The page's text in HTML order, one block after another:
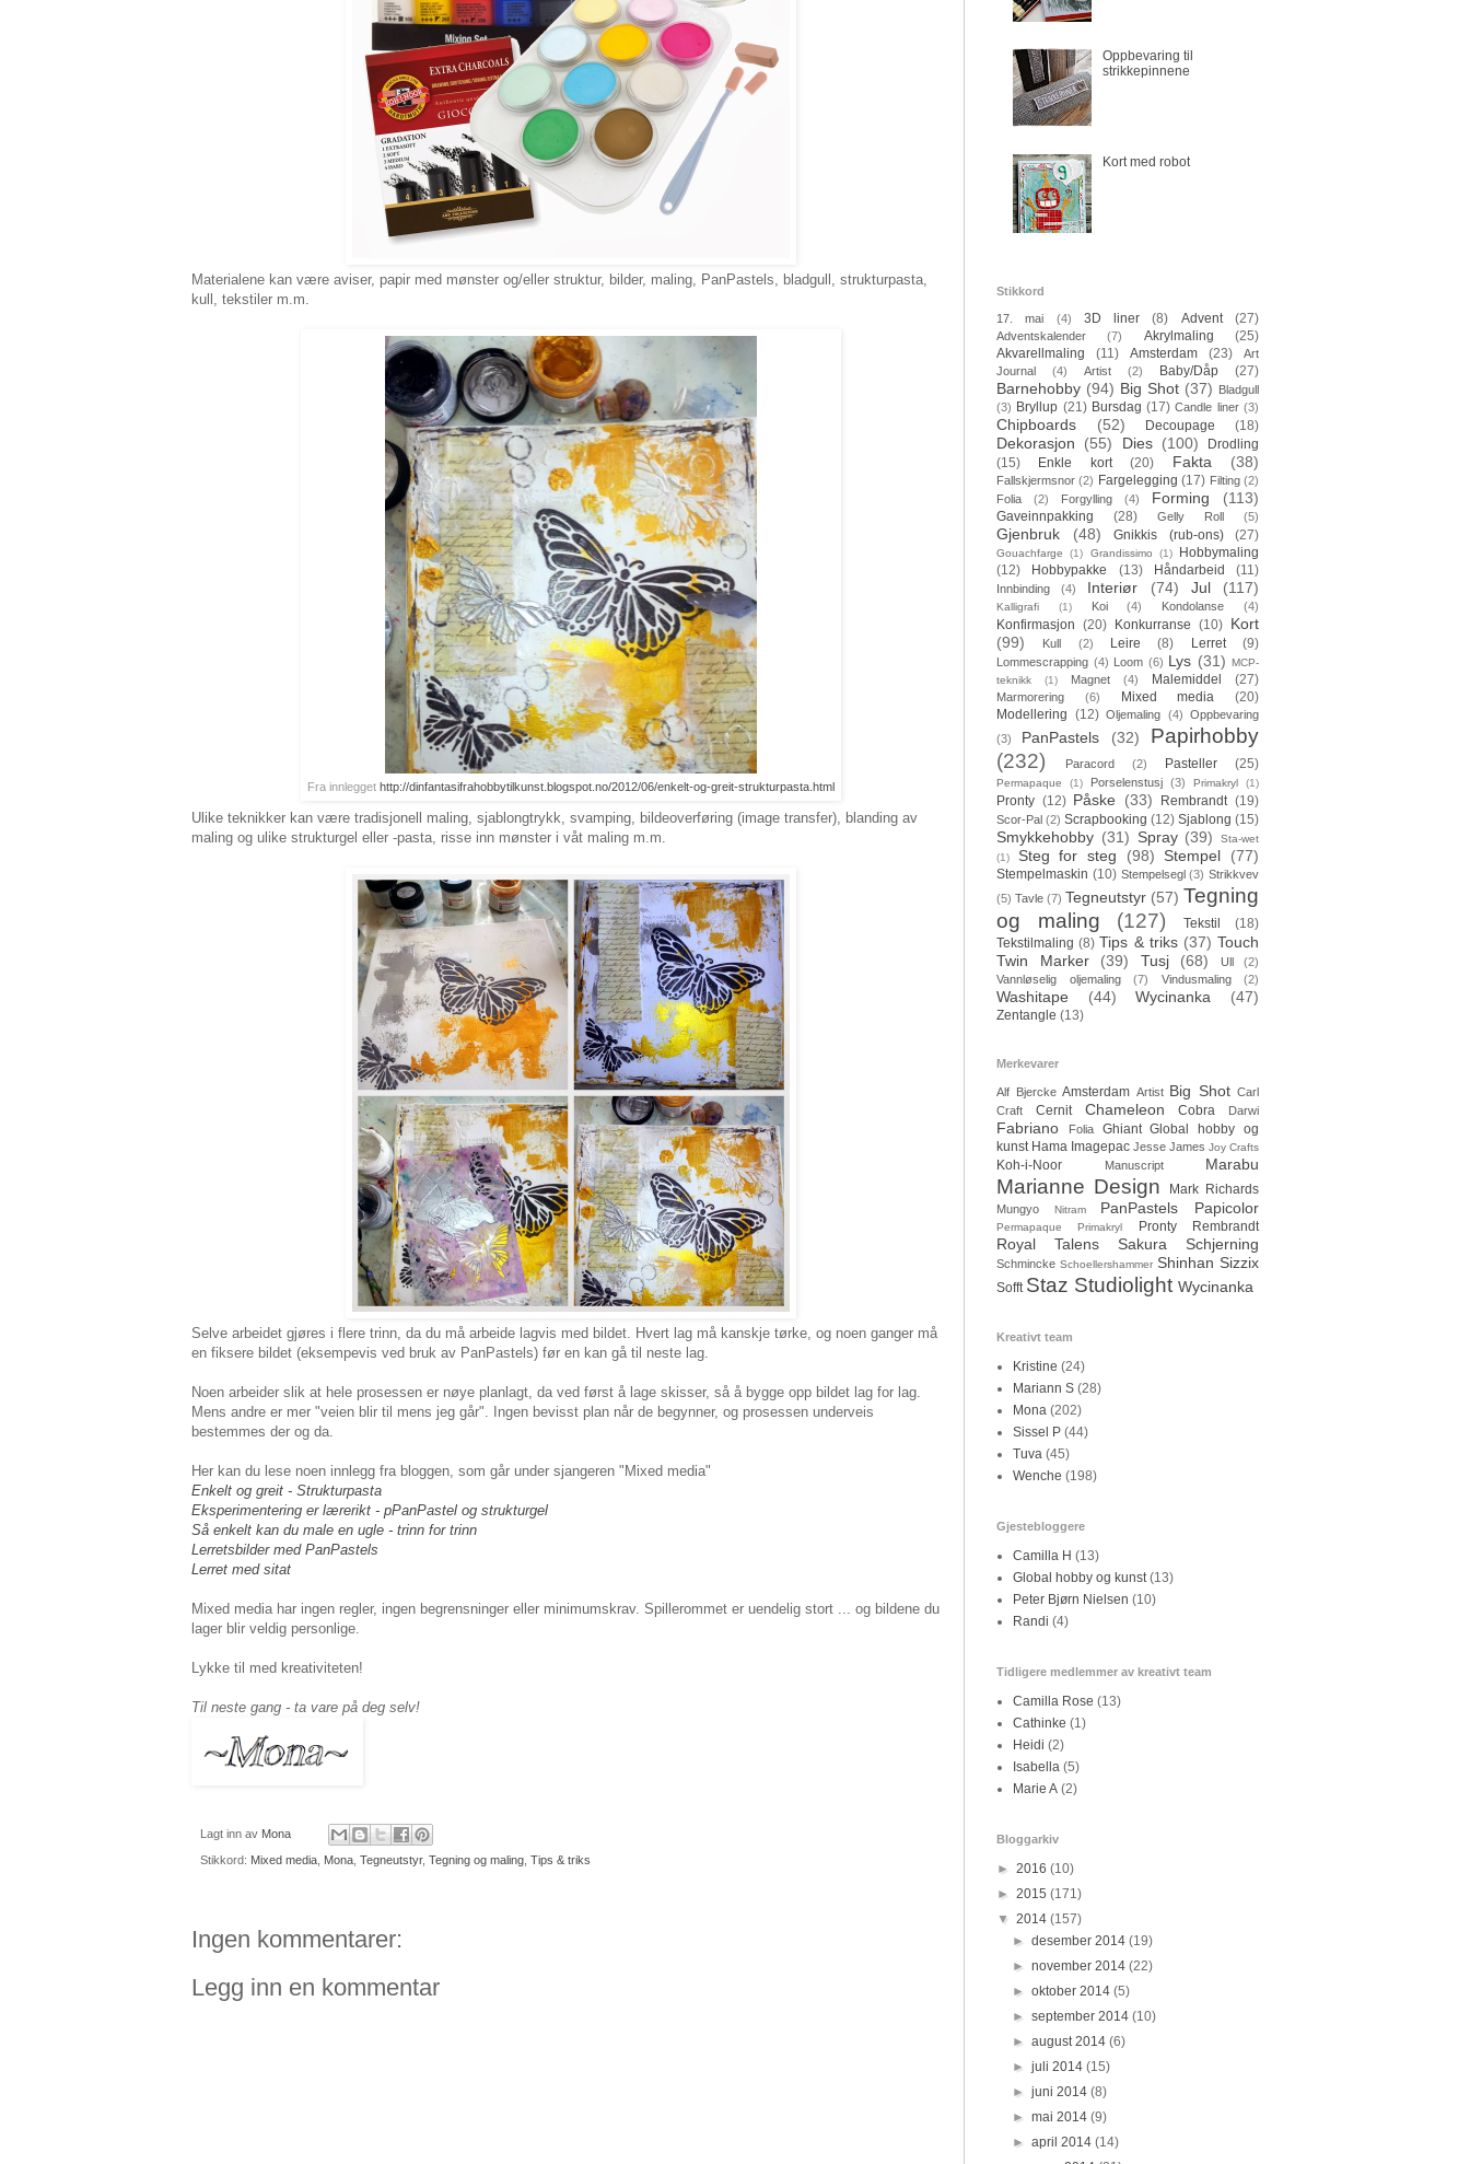
Materialene kan være aviser, papir med mønster og/eller struktur, bilder, maling, PanPastels, bladgull, strukturpasta,
kull, tekstiler m.m.
Fra innlegget http://dinfantasifrahobbytilkunst.blogspot.no/2012/06/enkelt-og-greit-strukturpasta.html
Ulike teknikker kan være tradisjonell maling, sjablongtrykk, svamping, bildeoverføring (image transfer), blanding av
maling og ulike strukturgel eller -pasta, risse inn mønster i våt maling m.m.
Selve arbeidet gjøres i flere trinn, da du må arbeide lagvis med bildet. Hvert lag må kanskje tørke, og noen ganger må
en fiksere bildet (eksempevis ved bruk av PanPastels) før en kan gå til neste lag.
Noen arbeider slik at hele prosessen er nøye planlagt, da ved først å lage skisser, så å bygge opp bildet lag for lag.
Mens andre er mer "veien blir til mens jeg går". Ingen bevisst plan når de begynner, og prosessen underveis
bestemmes der og da.
Her kan du lese noen innlegg fra bloggen, som går under sjangeren "Mixed media"
Enkelt og greit - Strukturpasta
Eksperimentering er lærerikt - pPanPastel og strukturgel
Så enkelt kan du male en ugle - trinn for trinn
Lerretsbilder med PanPastels
Lerret med sitat
Mixed media har ingen regler, ingen begrensninger eller minimumskrav. Spillerommet er uendelig stort ... og bildene du
lager blir veldig personlige.
Lykke til med kreativiteten!
Til neste gang - ta vare på deg selv!
Lagt inn av Mona
Stikkord: Mixed media Mona Tegneutstyr, Tegning og maling Tips & triks
Ingen kommentarer:
Legg inn en kommentar
Oppbevaring til
strikkepinnene
Kort med robot
Stikkord
17. mai (4) 3D liner (8) Advent (27)
Adventskalender (7) Akrylmaling
(25)
Akvarellmaling
(11) Amsterdam (23)
Art
Journal
(4) Artist (2) Baby/Dåp (27)
Barnehobby (94) Big Shot (37) Bladgull
(3) Bryllup (21) Bursdag (17) Candle liner (3)
Chipboards (52) Decoupage (18)
Dekorasjon (55) Dies (100)
Drodling
(15)
Enkle kort (20) Fakta (38)
Fallskjermsnor (2) Fargelegging (17) Filting (2)
Folia
(2) Forgylling (4) Forming (113)
Gaveinnpakking (28) Gelly Roll (5)
Gjenbruk (48) Gnikkis (rub-ons) (27)
Gouachfarge (1) Grandissimo (1)
Hobbymaling
(12)
Hobbypakke (13) Håndarbeid (11)
Innbinding (4) Interiør (74) Jul (117)
Kalligrafi (1) Koi (4) Kondolanse (4)
Konfirmasjon (20) Konkurranse (10) Kort
(99)
Kull (2) Leire (8) Lerret (9)
Lommescrapping (4) Loom (6) Lys (31) MCP-
teknikk
(1) Magnet (4) Malemiddel (27)
Marmorering (6) Mixed media
(20)
Modellering (12) Oljemaling (4) Oppbevaring
(3)
PanPastels (32)
Papirhobby
(232)
Paracord (2) Pasteller (25)
Permapaque (1) Porselenstusj (3) Primakryl (1)
Pronty (12) Påske (33) Rembrandt (19)
Scor-Pal (2) Scrapbooking (12) Sjablong (15)
Smykkehobby (31) Spray (39)
Sta-wet
(1)
Steg for steg (98) Stempel (77)
Stempelmaskin (10) Stempelsegl (3) Strikkvev
(5) Tavle (7) Tegneutstyr (57) Tegning
og maling
(127) Tekstil
(18)
Tekstilmaling (8) Tips & triks (37) Touch
Twin Marker
(39) Tusj (68) Ull
(2)
Vannløselig oljemaling
(7) Vindusmaling (2)
Washitape (44) Wycinanka (47)
Zentangle (13)
Merkevarer
Alf Bjercke Amsterdam Artist Big Shot Carl
Craft
Cernit Chameleon Cobra Darwi
Fabriano Folia Ghiant Global hobby og
kunst Hama Imagepac Jesse James Joy Crafts
Koh-i-Noor Manuscript Marabu
Marianne Design Mark Richards
Mungyo Nitram PanPastels Papicolor
Permapaque Primakryl Pronty Rembrandt
Royal Talens Sakura Schjerning
Schmincke Schoellershammer Shinhan Sizzix
Sofft Staz Studiolight Wycinanka
Kreativt team
Kristine (24)
Mariann S (28)
Mona (202)
Sissel P (44)
Tuva (45)
Wenche (198)
Gjestebloggere
Camilla H (13)
Global hobby og kunst (13)
Peter Bjørn Nielsen (10)
Randi (4)
Tidligere medlemmer av kreativt team
Camilla Rose (13)
Cathinke (1)
Heidi (2)
Isabella (5)
Marie A (2)
Bloggarkiv
► 2016 (10)
► 2015 (171)
▼ 2014 (157)
►desember 2014(19)
►november 2014(22)
►oktober 2014(5)
►september 2014(10)
►august 2014(6)
►juli 2014(15)
►juni 2014(8)
►mai 2014(9)
►april 2014(14)